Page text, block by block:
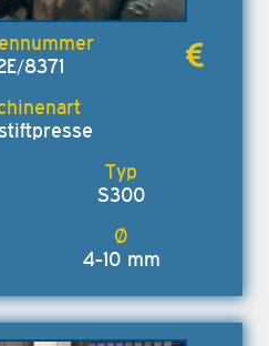
8371
S300
4-10 mm